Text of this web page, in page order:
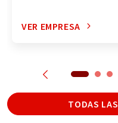
VER EMPRESA
TODAS